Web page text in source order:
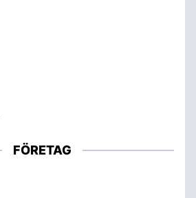
FÖRETAG